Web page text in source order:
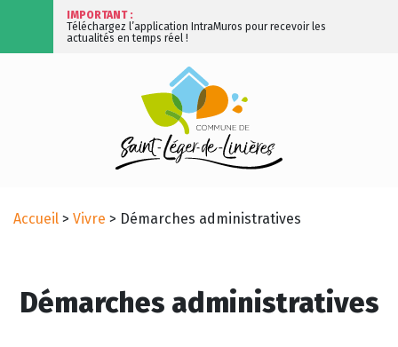
IMPORTANT :
Téléchargez l’application IntraMuros pour recevoir les
actualités en temps réel !
Accueil > Vivre > Démarches administratives
Démarches administratives